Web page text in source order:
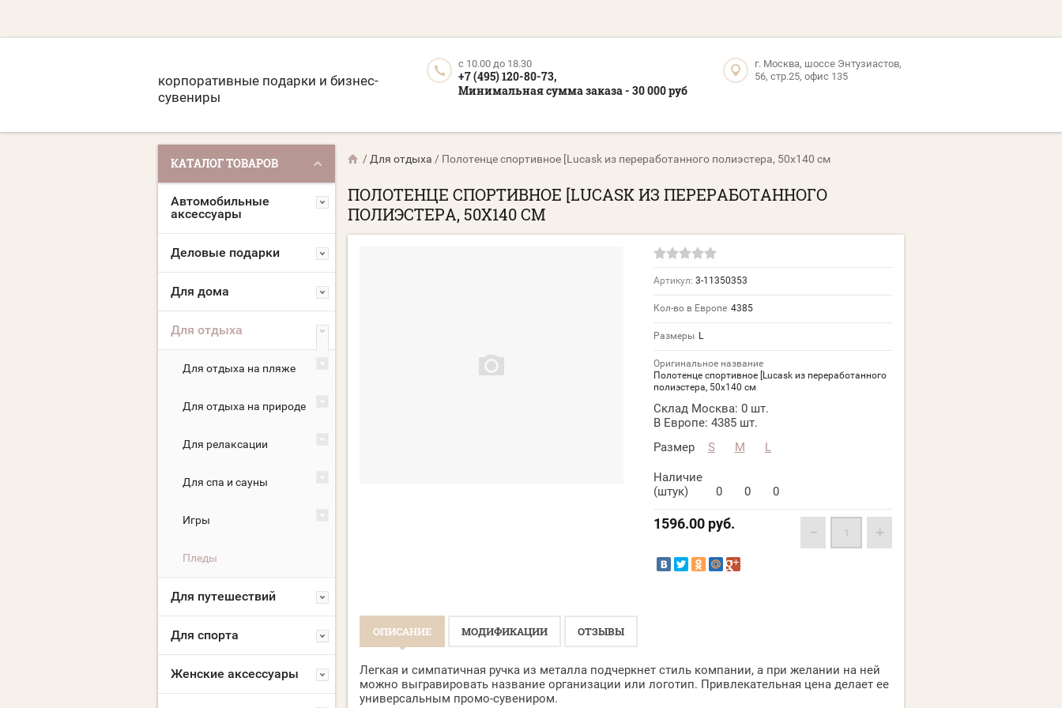
корпоративные подарки и бизнес-
сувениры
c 10.00 до 18.30
+7 (495) 120-80-73,
Минимальная сумма заказа - 30 000 руб
г. Москва, шоссе Энтузиастов,
56, стр.25, офис 135
КАТАЛОГ ТОВАРОВ
Автомобильные
аксессуары
Деловые подарки
Для дома
Для отдыха
Для отдыха на пляже
Для отдыха на природе
Для релаксации
Для спа и сауны
Игры
Пледы
Для путешествий
Для спорта
Женские аксессуары
/ Для отдыха / Полотенце спортивное [Lucask из переработанного полиэстера, 50х140 см
ПОЛОТЕНЦЕ СПОРТИВНОЕ [LUCASK ИЗ ПЕРЕРАБОТАННОГО
ПОЛИЭСТЕРА, 50Х140 СМ
Артикул: 3-11350353
Кол-во в Европе 4385
Размеры L
Оригинальное название
Полотенце спортивное [Lucask из переработанного
полиэстера, 50х140 см
Склад Москва: 0 шт.
В Европе: 4385 шт.
Размер
S M L
Наличие
(штук)
0 0 0
1596.00 руб. − +
ОПИСАНИЕ МОДИФИКАЦИИ ОТЗЫВЫ
Легкая и симпатичная ручка из металла подчеркнет стиль компании, а при желании на ней
можно выгравировать название организации или логотип. Привлекательная цена делает ее
универсальным промо-сувениром.